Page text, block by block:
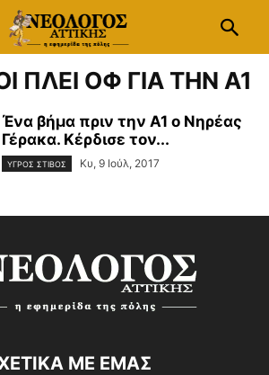
ΠΛΕΙ ΟΦ ΓΙΑ ΤΗΝ Α1
Ένα βήμα πριν την Α1 ο Νηρέας
Γέρακα. Κέρδισε τον...
ΥΓΡΟΣ ΣΤΙΒΟΣ Κυ, 9 Ιούλ, 2017
ΜΕ ΕΜΑΣ